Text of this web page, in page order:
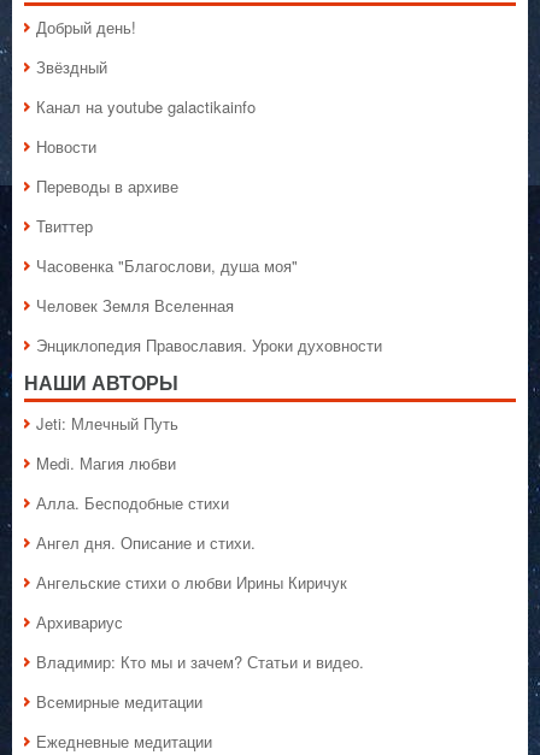
Добрый день!
Звёздный
Канал на youtube galactikainfo
Новости
Переводы в архиве
Твиттер
Часовенка "Благослови, душа моя"
Человек Земля Вселенная
Энциклопедия Православия. Уроки духовности
НАШИ АВТОРЫ
Jeti: Млечный Путь
Medi. Магия любви
Алла. Бесподобные стихи
Ангел дня. Описание и стихи.
Ангельские стихи о любви Ирины Киричук
Архивариус
Владимир: Кто мы и зачем? Статьи и видео.
Всемирные медитации
Ежедневные медитации